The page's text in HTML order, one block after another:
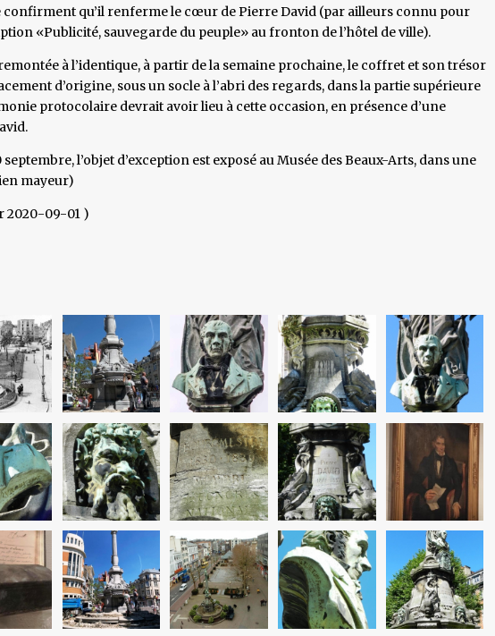
confirment qu’il renferme le cœur de Pierre David (par ailleurs connu pour
«Publicité, sauvegarde du peuple» au fronton de l’hôtel de ville).
à l’identique, à partir de la semaine prochaine, le coffret et son trésor
d’origine, sous un socle à l’abri des regards, dans la partie supérieure
protocolaire devrait avoir lieu à cette occasion, en présence d’une
l’objet d’exception est exposé au Musée des Beaux-Arts, dans une
mayeur)
2020-09-01 )